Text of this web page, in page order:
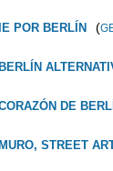
POR BERLÍN (
DE
STREET